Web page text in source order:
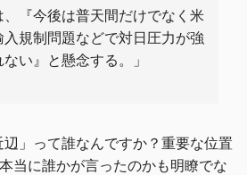
、『今後は普天間だけでなく米
入規制問題などで対日圧力が強
い』と懸念する。」
」って誰なんですか？重要な位置
当に誰かが言ったのかも明瞭でな